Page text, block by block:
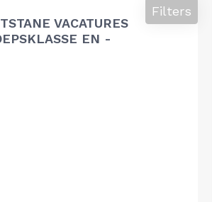
VACATURES
EN -
Filters